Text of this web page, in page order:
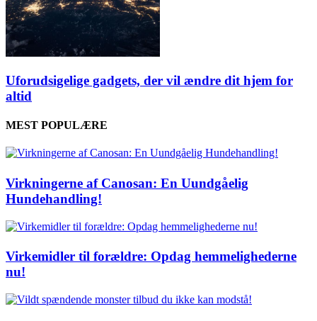
Uforudsigelige gadgets, der vil ændre dit hjem for
altid
MEST POPULÆRE
Virkningerne af Canosan: En Uundgåelig
Hundehandling!
Virkemidler til forældre: Opdag hemmelighederne
nu!